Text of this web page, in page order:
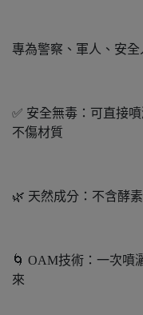
專為警察、軍人、安全
✅ 安全無毒：可直接
不傷材質
🌿 天然成分：不含酵
🌀 OAM技術：一次噴
來